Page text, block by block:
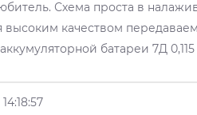
Схема проста в
высоким качеством
батареи 7Д